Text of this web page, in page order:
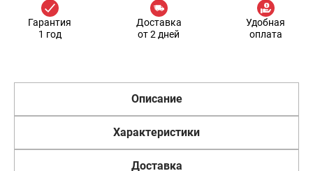
Гарантия
1 год
Доставка
от 2 дней
Удобная
оплата
Описание
Характеристики
Доставка